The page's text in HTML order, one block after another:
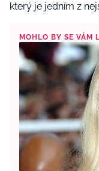
který je jedním z
MOHLO BY SE VÁM